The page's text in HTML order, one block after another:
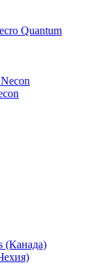
Quantum
(Канада)